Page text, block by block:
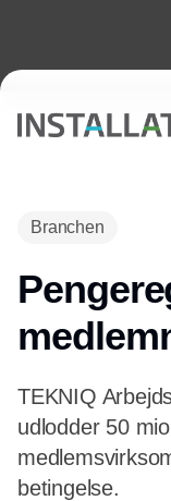
Branchen
TEKNIQ
udlodder 50
betingelse.